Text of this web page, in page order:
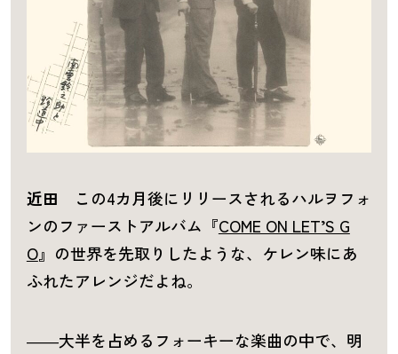
近田 この4カ月後にリリースされるハルヲフォ
ンのファーストアルバム『COME ON LET’S G
O』の世界を先取りしたような、ケレン味にあ
ふれたアレンジだよね。
――大半を占めるフォーキーな楽曲の中で、明